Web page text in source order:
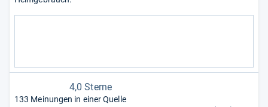
4,0 Sterne
133 Meinungen in einer Quelle